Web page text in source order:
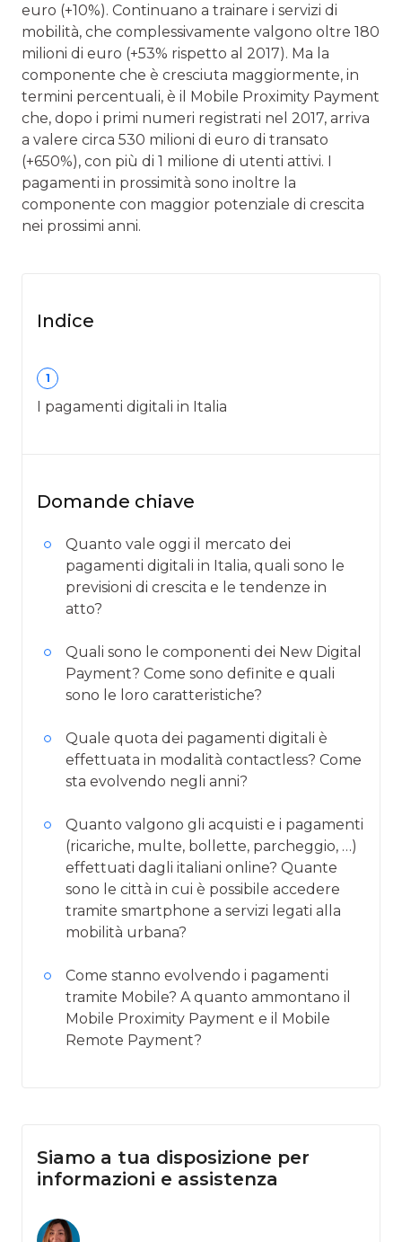
euro (+10%). Continuano a trainare i servizi di
mobilità, che complessivamente valgono oltre 180
milioni di euro (+53% rispetto al 2017). Ma la
componente che è cresciuta maggiormente, in
termini percentuali, è il Mobile Proximity Payment
che, dopo i primi numeri registrati nel 2017, arriva
a valere circa 530 milioni di euro di transato
(+650%), con più di 1 milione di utenti attivi. I
pagamenti in prossimità sono inoltre la
componente con maggior potenziale di crescita
nei prossimi anni.
Indice
1
I pagamenti digitali in Italia
Domande chiave
Quanto vale oggi il mercato dei
pagamenti digitali in Italia, quali sono le
previsioni di crescita e le tendenze in
atto?
Quali sono le componenti dei New Digital
Payment? Come sono definite e quali
sono le loro caratteristiche?
Quale quota dei pagamenti digitali è
effettuata in modalità contactless? Come
sta evolvendo negli anni?
Quanto valgono gli acquisti e i pagamenti
(ricariche, multe, bollette, parcheggio, …)
effettuati dagli italiani online? Quante
sono le città in cui è possibile accedere
tramite smartphone a servizi legati alla
mobilità urbana?
Come stanno evolvendo i pagamenti
tramite Mobile? A quanto ammontano il
Mobile Proximity Payment e il Mobile
Remote Payment?
Siamo a tua disposizione per
informazioni e assistenza